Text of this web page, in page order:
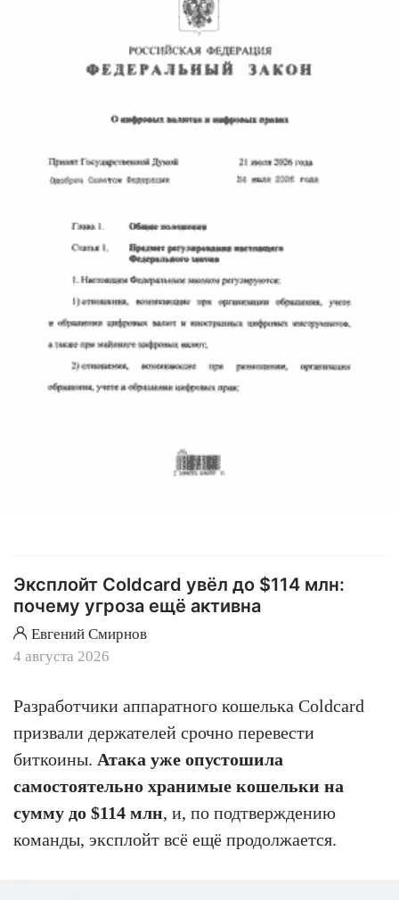
Эксплойт Coldcard увёл до $114 млн:
почему угроза ещё активна
Евгений Смирнов
4 августа 2026
Разработчики аппаратного кошелька Coldcard
призвали держателей срочно перевести
биткоины. Атака уже опустошила
самостоятельно хранимые кошельки на
сумму до $114 млн, и, по подтверждению
команды, эксплойт всё ещё продолжается.